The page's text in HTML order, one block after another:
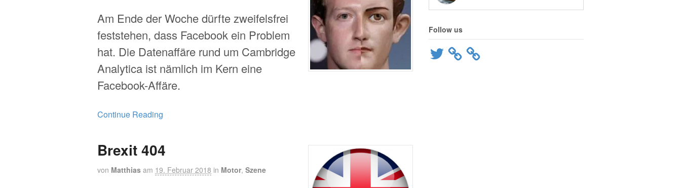
Am Ende der Woche dürfte zweifelsfrei
feststehen, dass Facebook ein Problem
hat. Die Datenaffäre rund um Cambridge
Analytica ist nämlich im Kern eine
Facebook-Affäre.
Continue Reading
Brexit 404
von Matthias am 19. Februar 2018 in Motor, Szene
Follow us
Twitter